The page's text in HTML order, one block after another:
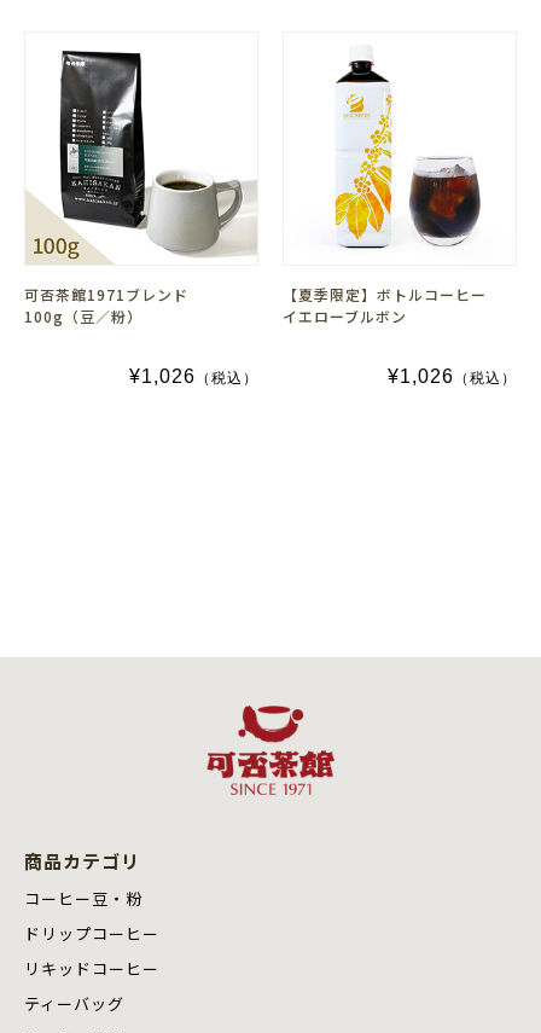
可否茶館1971ブレンド
100g（豆／粉）
¥1,026 （税込）
【夏季限定】ボトルコーヒー
イエローブルボン
¥1,026 （税込）
商品カテゴリ
コーヒー豆・粉
ドリップコーヒー
リキッドコーヒー
ティーバッグ